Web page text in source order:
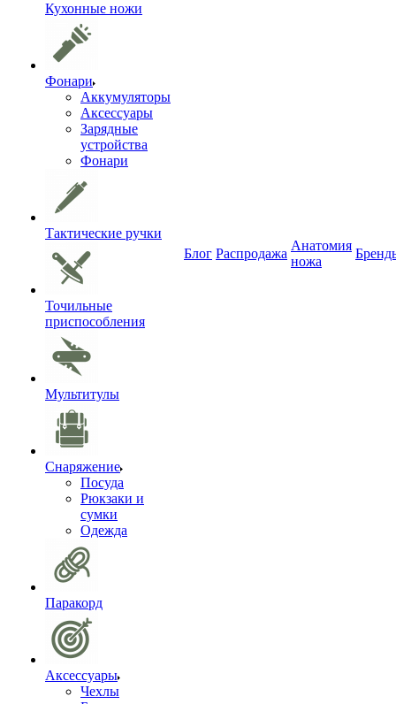
Кухонные ножи
Фонари
Аккумуляторы
Аксессуары
Зарядные
устройства
Фонари
Тактические ручки
Точильные
приспособления
Мультитулы
Снаряжение
Посуда
Рюкзаки и
сумки
Одежда
Паракорд
Аксессуары
Чехлы
Блог Распродажа
Анатомия
ножа